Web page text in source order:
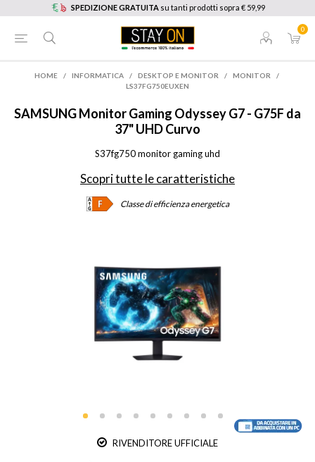
SPEDIZIONE GRATUITA su tanti prodotti sopra € 59,99
0
HOME / INFORMATICA / DESKTOP E MONITOR / MONITOR
/
LS37FG750EUXEN
SAMSUNGMonitor Gaming Odyssey G7 - G75F da
37" UHD Curvo
S37fg750 monitor gaming uhd
Scopri tutte le caratteristiche
Classe di efficienza energetica
RIVENDITORE UFFICIALE